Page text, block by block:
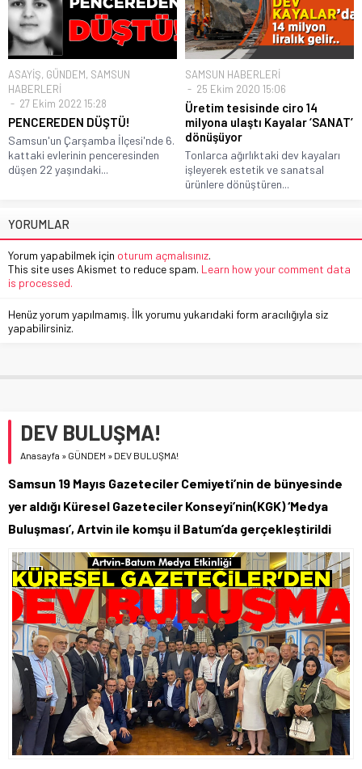
ASAYİŞ, GÜNDEM, SAMSUN
HABERLERİ
27 Ekim 2022 15:28
PENCEREDEN DÜŞTÜ!
Samsun'un Çarşamba İlçesi'nde 6.
kattaki evlerinin penceresinden
düşen 22 yaşındaki...
SAMSUN HABERLERİ
25 Ekim 2020 15:06
Üretim tesisinde ciro 14
milyona ulaştı Kayalar ‘SANAT’
dönüşüyor
Tonlarca ağırlıktaki dev kayaları
işleyerek estetik ve sanatsal
ürünlere dönüştüren...
YORUMLAR
Yorum yapabilmek için oturum açmalısınız.
This site uses Akismet to reduce spam. Learn how your comment data
is processed.
Henüz yorum yapılmamış. İlk yorumu yukarıdaki form aracılığıyla siz
yapabilirsiniz.
DEV BULUŞMA!
Anasayfa » GÜNDEM » DEV BULUŞMA!
Samsun 19 Mayıs Gazeteciler Cemiyeti’nin de bünyesinde
yer aldığı Küresel Gazeteciler Konseyi’nin(KGK) ‘Medya
Buluşması’, Artvin ile komşu il Batum’da gerçekleştirildi